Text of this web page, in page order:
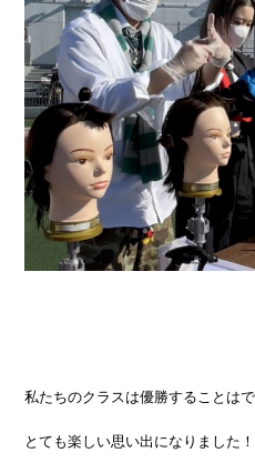
私たちのクラスは優勝することはで
とても楽しい思い出になりました！